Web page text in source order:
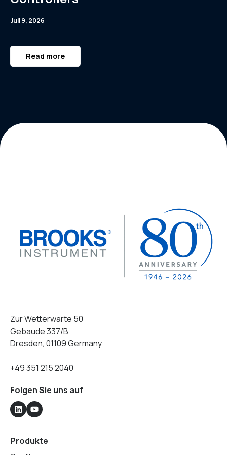
Juli 9, 2026
Read more
Zur Wetterwarte 50
Gebaude 337/B
Dresden, 01109 Germany
+49 351 215 2040
Folgen Sie uns auf
Produkte